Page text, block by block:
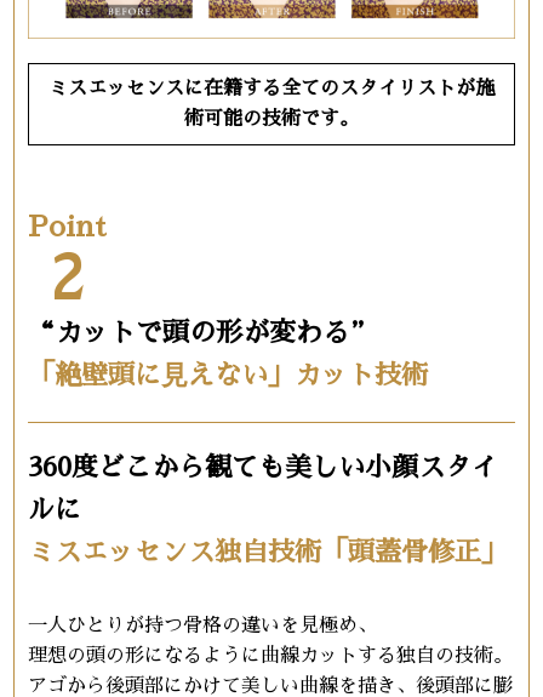
ミスエッセンスに在籍する全てのスタイリストが施
術可能の技術です。
Point
2
“カットで頭の形が変わる”
「絶壁頭に⾒えない」カット技術
360度どこから観ても美しい小顔スタイ
ルに
ミスエッセンス独自技術「頭蓋骨修正」
一人ひとりが持つ骨格の違いを見極め、
理想の頭の形になるように曲線カットする独自の技術。
アゴから後頭部にかけて美しい曲線を描き、後頭部に膨